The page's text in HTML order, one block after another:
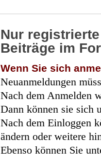
Nur
Beiträge im
Wenn Sie sich
Neuanmeldungen
Nach dem Anmelden
Dann können sie sich
Nach dem Einloggen
ändern oder weitere
Ebenso können Sie